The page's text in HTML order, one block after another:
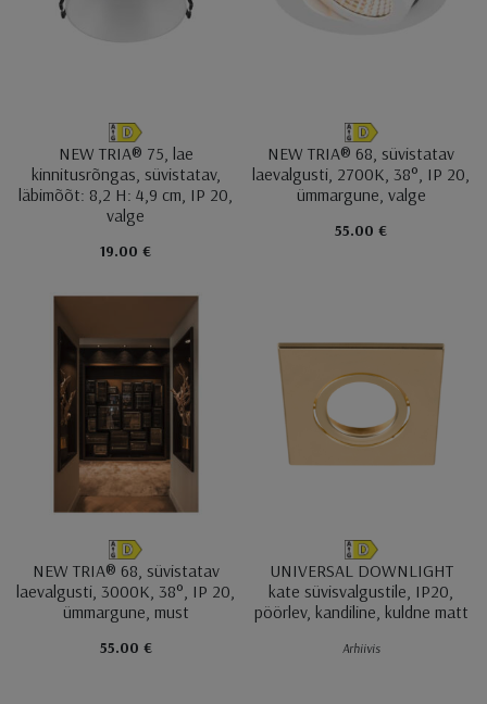
NEW TRIA® 75, lae
kinnitusrõngas, süvistatav,
läbimõõt: 8,2 H: 4,9 cm, IP 20,
valge
19.00 €
NEW TRIA® 68, süvistatav
laevalgusti, 2700K, 38°, IP 20,
ümmargune, valge
55.00 €
NEW TRIA® 68, süvistatav
laevalgusti, 3000K, 38°, IP 20,
ümmargune, must
55.00 €
UNIVERSAL DOWNLIGHT
kate süvisvalgustile, IP20,
pöörlev, kandiline, kuldne matt
Arhiivis